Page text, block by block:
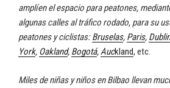
amplíen el espacio para peatones,
algunas calles al tráfico rodado, para su
peatones y ciclistas:Bruselas, Paris, Dublin
York, Oakland, Bogotá,Auckland, etc.
Miles de niñas y niños en Bilbao llevan